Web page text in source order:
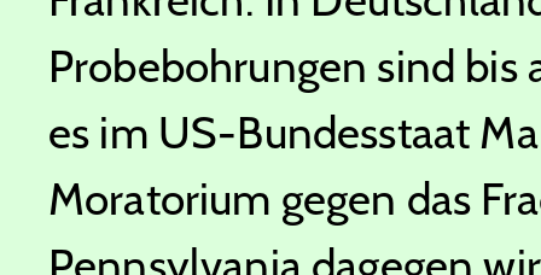
Probebohrungen sind
es im US-Bundesstaat
Moratorium gegen das